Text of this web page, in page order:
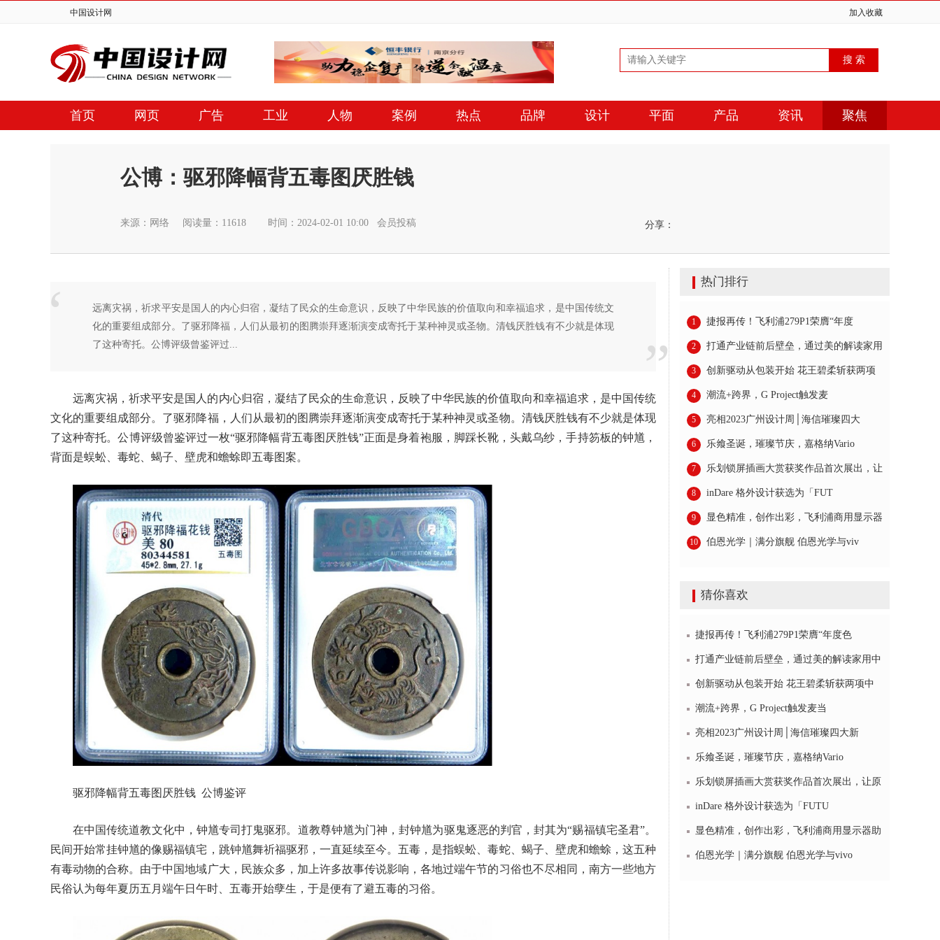
中国设计网 加入收藏
首页 网页 广告 工业 人物 案例 热点 品牌 设计 平面 产品 资讯 聚焦
公博：驱邪降幅背五毒图厌胜钱
来源：网络 阅读量：11618 时间：2024-02-01 10:00 会员投稿 分享：
远离灾祸，祈求平安是国人的内心归宿，凝结了民众的生命意识，反映了中华民族的价值取向和幸福追求，是中国传统文
化的重要组成部分。了驱邪降福，人们从最初的图腾崇拜逐渐演变成寄托于某种神灵或圣物。清钱厌胜钱有不少就是体现
了这种寄托。公博评级曾鉴评过...
远离灾祸，祈求平安是国人的内心归宿，凝结了民众的生命意识，反映了中华民族的价值取向和幸福追求，是中国传统
文化的重要组成部分。了驱邪降福，人们从最初的图腾崇拜逐渐演变成寄托于某种神灵或圣物。清钱厌胜钱有不少就是体现
了这种寄托。公博评级曾鉴评过一枚“驱邪降幅背五毒图厌胜钱”正面是身着袍服，脚踩长靴，头戴乌纱，手持笏板的钟馗，
背面是蜈蚣、毒蛇、蝎子、壁虎和蟾蜍即五毒图案。
驱邪降幅背五毒图厌胜钱 公博鉴评
在中国传统道教文化中，钟馗专司打鬼驱邪。道教尊钟馗为门神，封钟馗为驱鬼逐恶的判官，封其为“赐福镇宅圣君”。
民间开始常挂钟馗的像赐福镇宅，跳钟馗舞祈福驱邪，一直延续至今。五毒，是指蜈蚣、毒蛇、蝎子、壁虎和蟾蜍，这五种
有毒动物的合称。由于中国地域广大，民族众多，加上许多故事传说影响，各地过端午节的习俗也不尽相同，南方一些地方
民俗认为每年夏历五月端午日午时、五毒开始孽生，于是便有了避五毒的习俗。
热门排行
1 捷报再传！飞利浦279P1荣膺“年度
2 打通产业链前后壁垒，通过美的解读家用
3 创新驱动从包装开始 花王碧柔斩获两项
4 潮流+跨界，G Project触发麦
5 亮相2023广州设计周│海信璀璨四大
6 乐飨圣诞，璀璨节庆，嘉格纳Vario
7 乐划锁屏插画大赏获奖作品首次展出，让
8 inDare 格外设计获选为「FUT
9 显色精准，创作出彩，飞利浦商用显示器
10 伯恩光学｜满分旗舰 伯恩光学与viv
猜你喜欢
捷报再传！飞利浦279P1荣膺“年度色
打通产业链前后壁垒，通过美的解读家用中
创新驱动从包装开始 花王碧柔斩获两项中
潮流+跨界，G Project触发麦当
亮相2023广州设计周│海信璀璨四大新
乐飨圣诞，璀璨节庆，嘉格纳Vario
乐划锁屏插画大赏获奖作品首次展出，让原
inDare 格外设计获选为「FUTU
显色精准，创作出彩，飞利浦商用显示器助
伯恩光学｜满分旗舰 伯恩光学与vivo